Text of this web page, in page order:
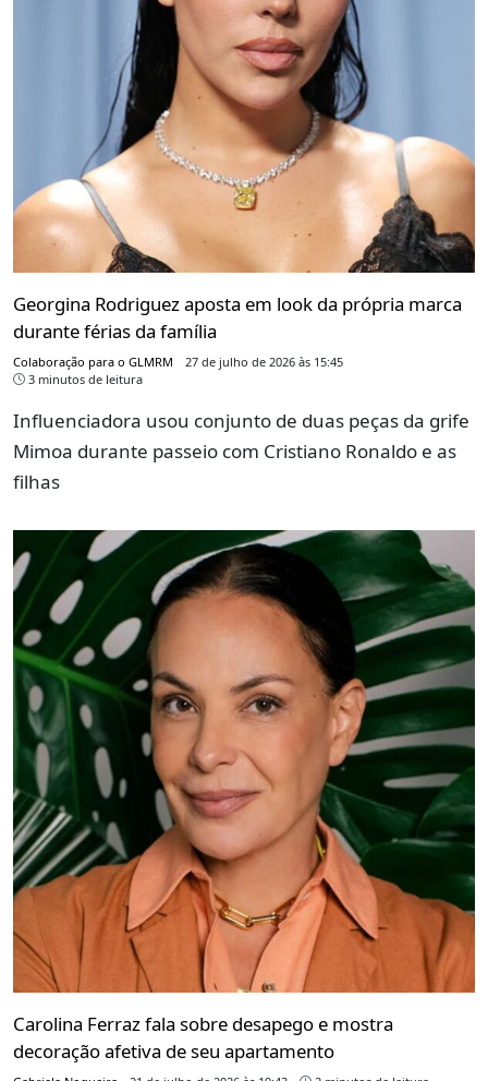
Georgina Rodriguez aposta em look da própria marca
durante férias da família
Colaboração para o GLMRM
27 de julho de 2026 às 15:45
3 minutos de leitura
Influenciadora usou conjunto de duas peças da grife
Mimoa durante passeio com Cristiano Ronaldo e as
filhas
Carolina Ferraz fala sobre desapego e mostra
decoração afetiva de seu apartamento